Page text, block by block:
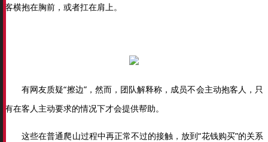
客横抱在胸前，或者扛在肩上。
有网友质疑“擦边”，然而，团队解释称，成员不会主动抱客人，只
有在客人主动要求的情况下才会提供帮助。
这些在普通爬山过程中再正常不过的接触，放到“花钱购买”的关系